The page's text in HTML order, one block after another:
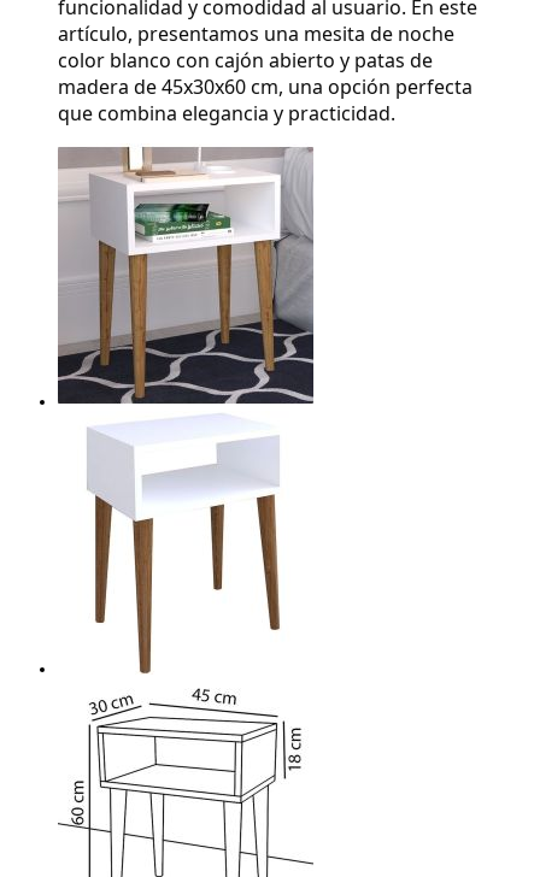
funcionalidad y comodidad al usuario. En este
artículo, presentamos una mesita de noche
color blanco con cajón abierto y patas de
madera de 45x30x60 cm, una opción perfecta
que combina elegancia y practicidad.